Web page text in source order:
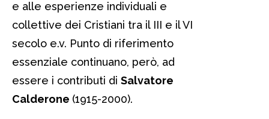
e alle esperienze individuali e
collettive dei Cristiani tra il III e il VI
secolo e.v. Punto di riferimento
essenziale continuano, però, ad
essere i contributi di Salvatore
Calderone (1915-2000).